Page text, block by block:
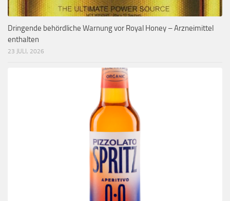
Dringende behördliche Warnung vor Royal Honey – Arzneimittel
enthalten
23 JULI, 2026